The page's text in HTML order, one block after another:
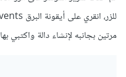
مرتين بجانبه لإنشاء دالة واكتبي بها: